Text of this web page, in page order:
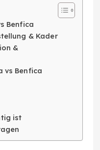
Benfica
& Kader
&
vs Benfica
ist